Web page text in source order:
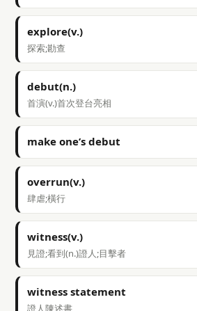
explore(v.)
探索;勘查
debut(n.)
首演(v.)首次登台亮相
make one’s debut
overrun(v.)
肆虐;橫行
witness(v.)
見證;看到(n.)證人;目擊者
witness statement
證人陳述書